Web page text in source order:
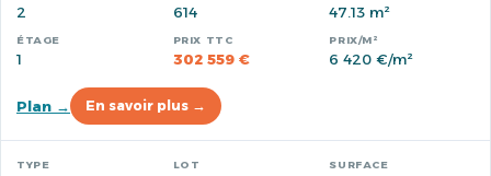
2 614 47.13 m²
1 302 559 € 6 420 €/m²
Plan → En savoir plus →